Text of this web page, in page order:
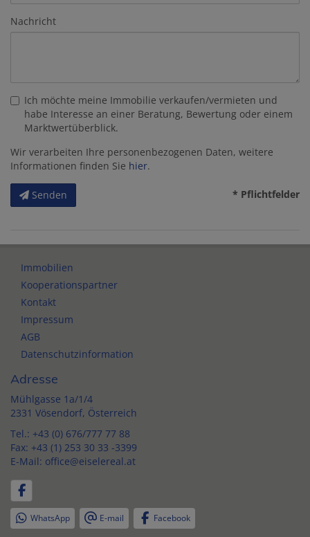
Nachricht
Ich möchte meine Immobilie verkaufen/vermieten und
habe Interesse an einer Beratung, Bewertung oder einem
Marktwertüberblick.
Wir verarbeiten Ihre personenbezogenen Daten, weitere
Informationen finden Sie hier.
Senden * Pflichtfelder
Immobilien
Kooperationspartner
Kontakt
Impressum
AGB
Datenschutzinformation
Adresse
Mühlgasse 1a/1/4
2331 Vösendorf, Österreich
Tel.: +43 (0) 676/777 77 88
Fax: +43 (1) 253 30 33 -3399
E-Mail: office@eiselereal.at
WhatsApp E-mail Facebook